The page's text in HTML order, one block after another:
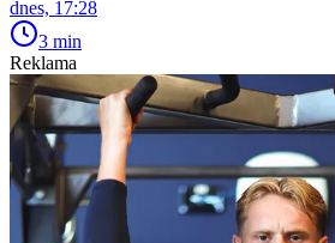
dnes, 17:28
3 min
Reklama